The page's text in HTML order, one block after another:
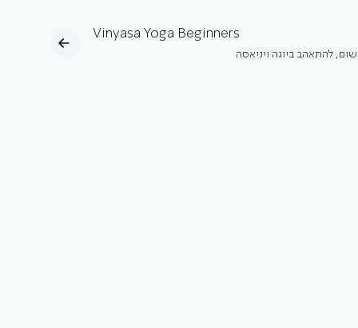
Vinyasa Yoga Beginners
להתאהב ביוגה ויניאסה